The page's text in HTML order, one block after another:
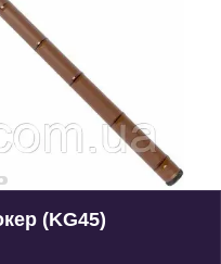
(KG45)